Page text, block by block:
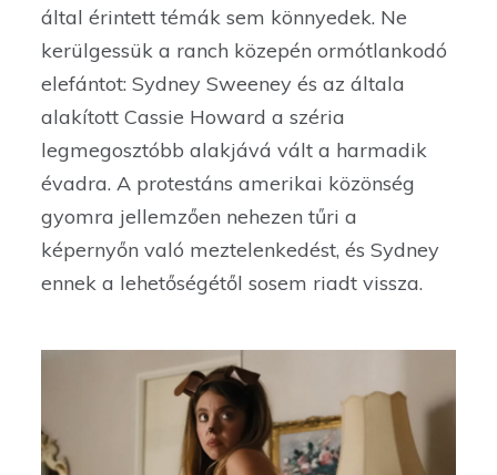
által érintett témák sem könnyedek. Ne
kerülgessük a ranch közepén ormótlankodó
elefántot: Sydney Sweeney és az általa
alakított Cassie Howard a széria
legmegosztóbb alakjává vált a harmadik
évadra. A protestáns amerikai közönség
gyomra jellemzően nehezen tűri a
képernyőn való meztelenkedést, és Sydney
ennek a lehetőségétől sosem riadt vissza.